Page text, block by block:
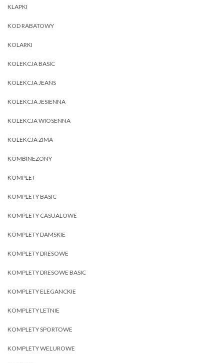
KLAPKI
KOD RABATOWY
KOLARKI
KOLEKCJA BASIC
KOLEKCJA JEANS
KOLEKCJA JESIENNA
KOLEKCJA WIOSENNA
KOLEKCJA ZIMA
KOMBINEZONY
KOMPLET
KOMPLETY BASIC
KOMPLETY CASUALOWE
KOMPLETY DAMSKIE
KOMPLETY DRESOWE
KOMPLETY DRESOWE BASIC
KOMPLETY ELEGANCKIE
KOMPLETY LETNIE
KOMPLETY SPORTOWE
KOMPLETY WELUROWE